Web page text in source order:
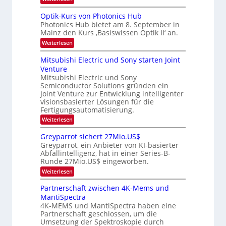
r
b
e
i
t
u
g
s
-
T
r
e
n
d
s
e
W
a
c
h
s
u
i
m
e
r
s
t
e
n
a
l
b
j
a
h
r
e
r
a
e
u
s
-
S
e
n
a
r
K
-
E
i
n
s
t
n
i
m
m
t
i
n
d
e
r
D
A
C
H
-
I
n
d
u
s
t
r
Optik-Kurs von Photonics Hub
Photonics Hub bietet am 8. September in
Mainz den Kurs ‚Basiswissen Optik II‘ an.
Weiterlesen:
O
p
t
k
-
K
u
r
s
v
o
n
P
h
o
t
o
n
c
s
H
u
b
Mitsubishi Electric und Sony starten Joint
Venture
Mitsubishi Electric und Sony
Semiconductor Solutions gründen ein
Joint Venture zur Entwicklung intelligenter
visionsbasierter Lösungen für die
Fertigungsautomatisierung.
Weiterlesen:
M
t
s
u
b
i
s
i
E
e
c
Greyparrot sichert 27Mio.US$
Greyparrot, ein Anbieter von KI-basierter
Abfallintelligenz, hat in einer Series-B-
Runde 27Mio.US$ eingeworben.
Weiterlesen:
G
r
e
y
p
a
r
Partnerschaft zwischen 4K-Mems und
MantiSpectra
4K-MEMS und MantiSpectra haben eine
Partnerschaft geschlossen, um die
Umsetzung der Spektroskopie durch